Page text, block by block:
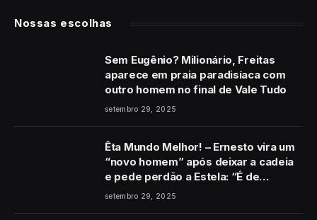
Nossas escolhas
Sem Eugênio? Milionário, Freitas
aparece em praia paradisíaca com
outro homem no final de Vale Tudo
setembro 29, 2025
Êta Mundo Melhor! – Ernesto vira um
“novo homem” após deixar a cadeia
e pede perdão a Estela: “É de
coração”
setembro 29, 2025